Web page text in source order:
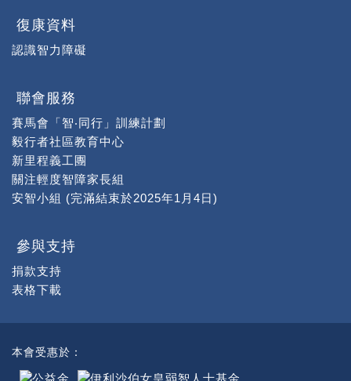
復康資料
認識智力障礙
聯會服務
賽馬會「智‧同行」訓練計劃
毅行者社區教育中心
新里程義工團
關注輕度智障家長組
安智小組 (完滿結束於2025年1月4日)
參與支持
捐款支持
表格下載
本會受惠於：